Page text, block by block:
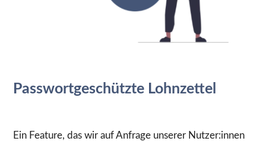
Passwortgeschützte Lohnzettel
Ein Feature, das wir auf Anfrage unserer Nutzer:innen